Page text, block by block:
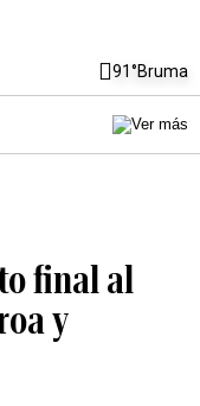
91°Bruma
final al
y